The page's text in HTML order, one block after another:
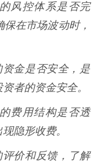
风控体系是否完
在市场波动时，
金是否安全，是
者的资金安全。
费用结构是否透
隐形收费。
价和反馈，了解